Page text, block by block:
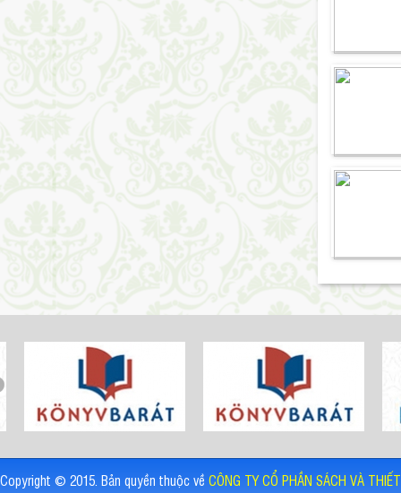
Copyright © 2015. Bản quyền thuộc về CÔNG TY CỔ PHẦN SÁCH VÀ